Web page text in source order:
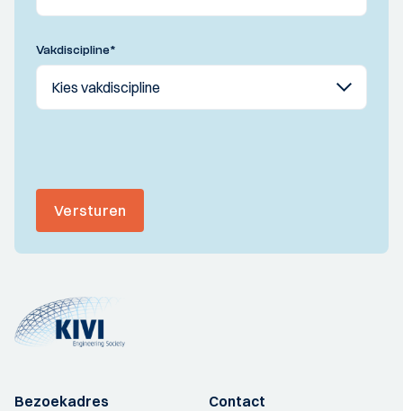
Vakdiscipline*
Versturen
Bezoekadres
Contact